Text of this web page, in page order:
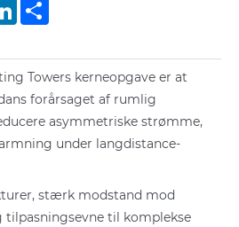
LinkedIn
Towers kerneopgave er at
forårsaget af rumlig
asymmetriske strømme,
under langdistance-
stærk modstand mod
til komplekse